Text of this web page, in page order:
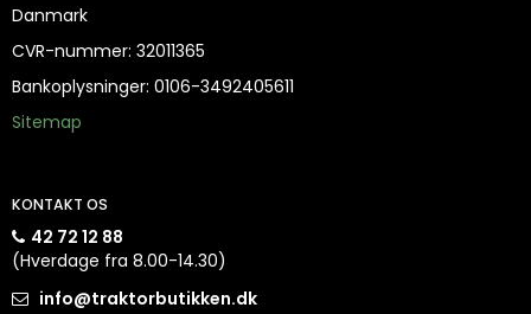
Danmark
CVR-nummer: 32011365
Bankoplysninger: 0106-3492405611
Sitemap
KONTAKT OS
42 72 12 88
(Hverdage fra 8.00-14.30)
info@traktorbutikken.dk